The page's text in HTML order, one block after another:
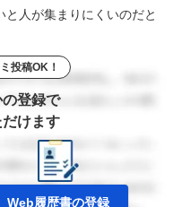
人が集まりにくいのだと
投稿OK！
の登録で
けます
Web履歴書の登録